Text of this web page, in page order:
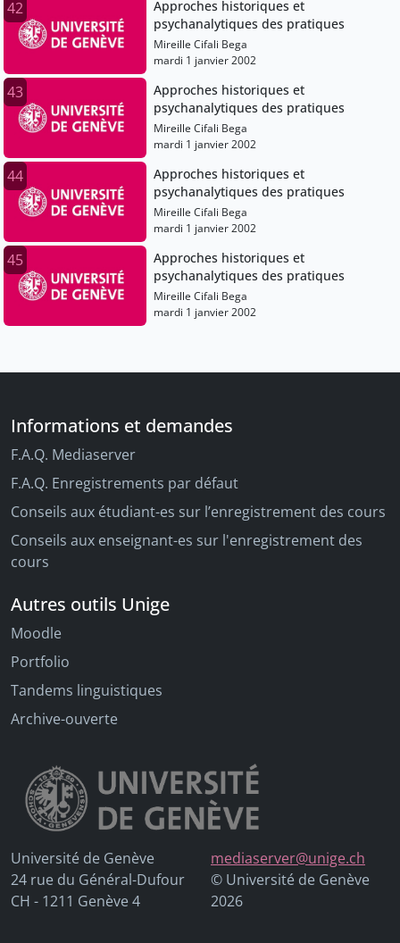
42
Approches historiques et
psychanalytiques des pratiques
Mireille Cifali Bega
mardi 1 janvier 2002
43
Approches historiques et
psychanalytiques des pratiques
Mireille Cifali Bega
mardi 1 janvier 2002
44
Approches historiques et
psychanalytiques des pratiques
Mireille Cifali Bega
mardi 1 janvier 2002
45
Approches historiques et
psychanalytiques des pratiques
Mireille Cifali Bega
mardi 1 janvier 2002
Informations et demandes
F.A.Q. Mediaserver
F.A.Q. Enregistrements par défaut
Conseils aux étudiant-es sur l’enregistrement des cours
Conseils aux enseignant-es sur l'enregistrement des
cours
Autres outils Unige
Moodle
Portfolio
Tandems linguistiques
Archive-ouverte
Université de Genève
24 rue du Général-Dufour
CH - 1211 Genève 4
mediaserver@unige.ch
© Université de Genève
2026